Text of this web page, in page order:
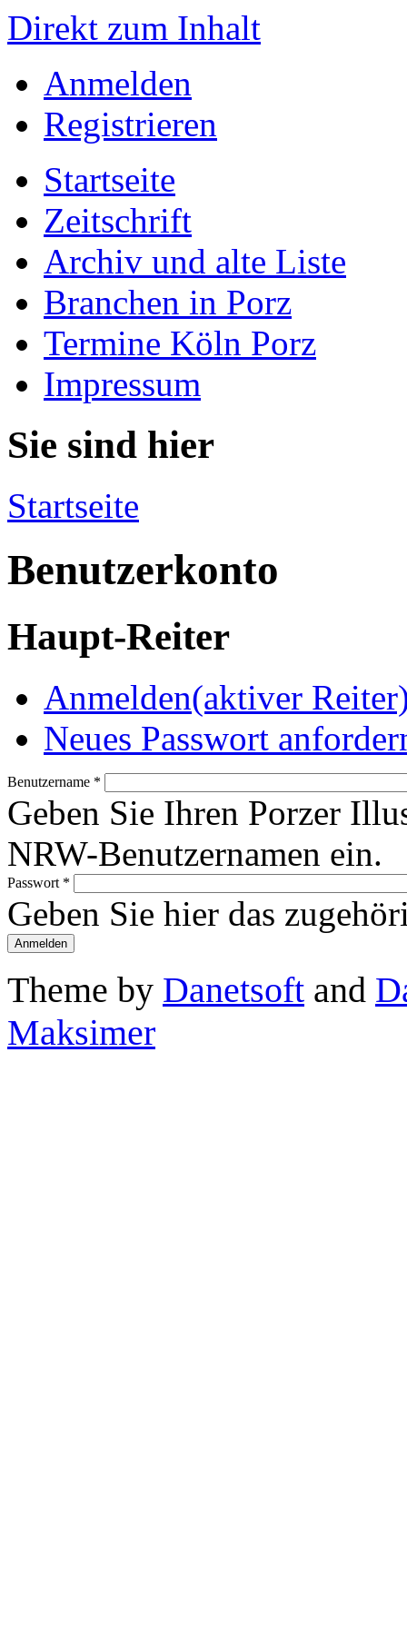
Direkt zum Inhalt
Anmelden
Registrieren
Startseite
Zeitschrift
Archiv und alte Liste
Branchen in Porz
Termine Köln Porz
Impressum
Sie sind hier
Startseite
Benutzerkonto
Haupt-Reiter
Anmelden(aktiver
Neues Passwort
Benutzername *
Geben Sie Ihren Porzer
NRW-Benutzernamen ein.
Passwort *
Geben Sie hier das
Theme by Danetsoft and
Maksimer